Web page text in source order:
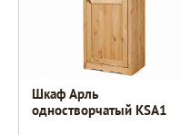
Шкаф Арль
одностворчатый KSA1